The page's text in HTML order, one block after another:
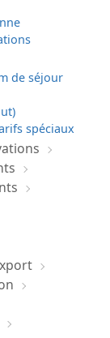
de séjour
spéciaux